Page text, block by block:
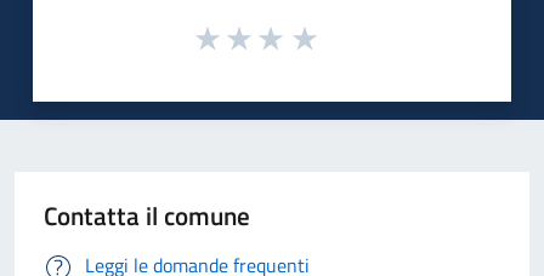
Contatta il comune
Leggi le domande frequenti